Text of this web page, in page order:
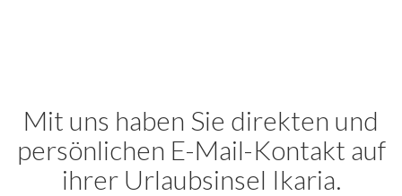
Mit uns haben Sie direkten und
persönlichen E-Mail-Kontakt auf
ihrer Urlaubsinsel Ikaria.